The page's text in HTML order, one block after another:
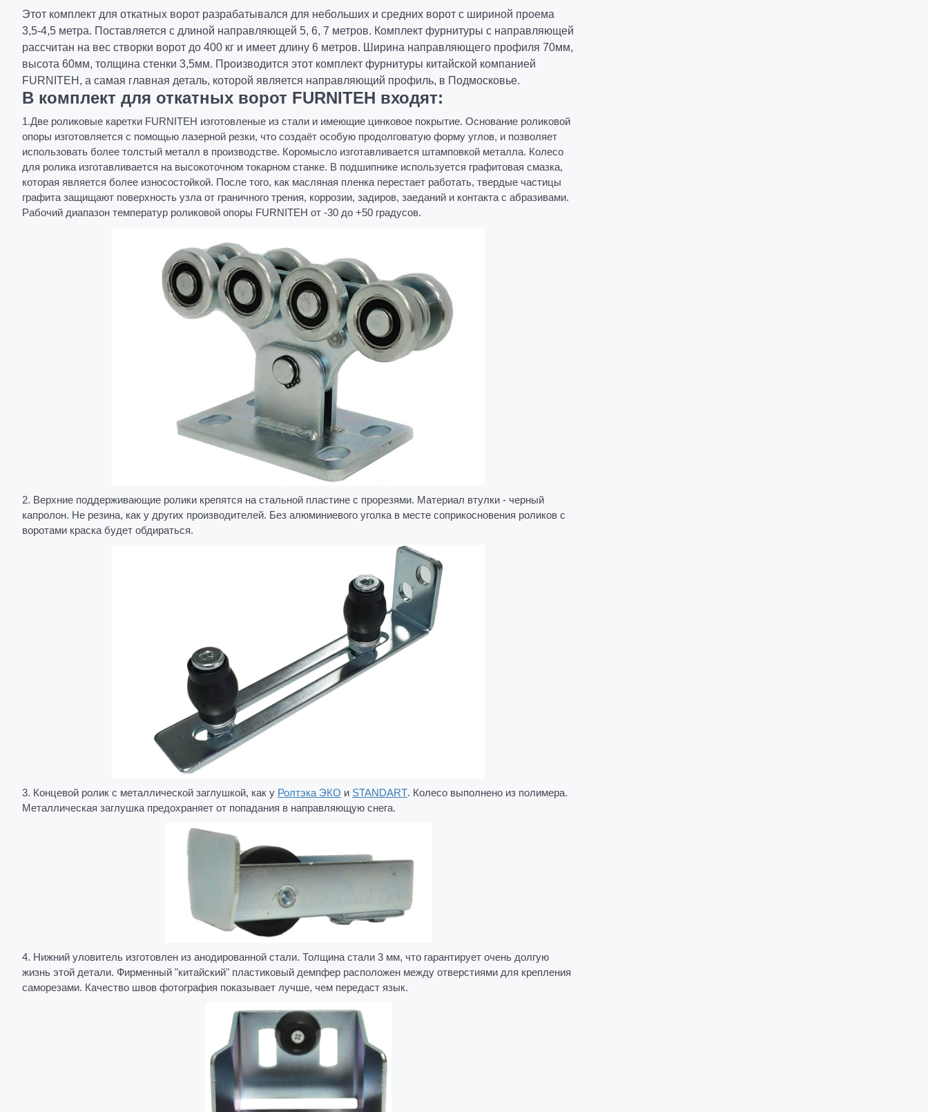
Этот комплект для откатных ворот разрабатывался для небольших и средних ворот с шириной проема
3,5-4,5 метра. Поставляется с длиной направляющей 5, 6, 7 метров. Комплект фурнитуры с направляющей
рассчитан на вес створки ворот до 400 кг и имеет длину 6 метров. Ширина направляющего профиля 70мм,
высота 60мм, толщина стенки 3,5мм. Производится этот комплект фурнитуры китайской компанией
FURNITEH, а самая главная деталь, которой является направляющий профиль, в Подмосковье.
В комплект для откатных ворот FURNITEH входят:
1.Две роликовые каретки FURNITEH изготовленые из стали и имеющие цинковое покрытие. Основание роликовой
опоры изготовляется с помощью лазерной резки, что создаёт особую продолговатую форму углов, и позволяет
использовать более толстый металл в производстве. Коромысло изготавливается штамповкой металла. Колесо
для ролика изготавливается на высокоточном токарном станке. В подшипнике используется графитовая смазка,
которая является более износостойкой. После того, как масляная пленка перестает работать, твердые частицы
графита защищают поверхность узла от граничного трения, коррозии, задиров, заеданий и контакта с абразивами.
Рабочий диапазон температур роликовой опоры FURNITEH от -30 до +50 градусов.
2. Верхние поддерживающие ролики крепятся на стальной пластине с прорезями. Материал втулки - черный
капролон. Не резина, как у других производителей. Без алюминиевого уголка в месте соприкосновения роликов с
воротами краска будет обдираться.
3. Концевой ролик с металлической заглушкой, как у Ролтэка ЭКО и STANDART. Колесо выполнено из полимера.
Металлическая заглушка предохраняет от попадания в направляющую снега.
4. Нижний уловитель изготовлен из анодированной стали. Толщина стали 3 мм, что гарантирует очень долгую
жизнь этой детали. Фирменный "китайский" пластиковый демпфер расположен между отверстиями для крепления
саморезами. Качество швов фотография показывает лучше, чем передаст язык.